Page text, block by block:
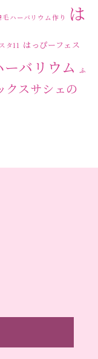
ハーバリウム作り
は
タ11 はっぴーフェス
バリウム ふ
クスサシェの
ト 長